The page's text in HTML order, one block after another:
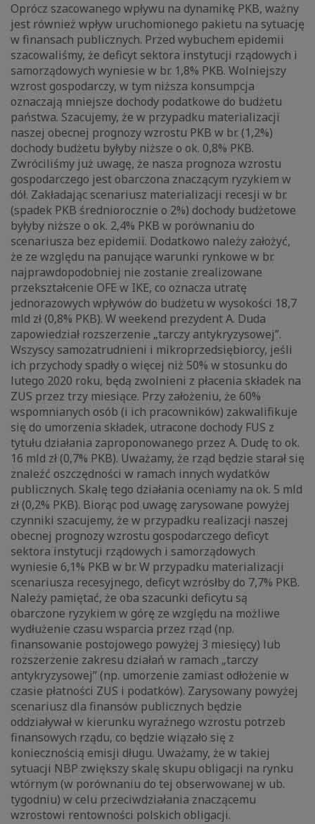
Oprócz szacowanego wpływu na dynamikę PKB, ważny
jest również wpływ uruchomionego pakietu na sytuację
w finansach publicznych. Przed wybuchem epidemii
szacowaliśmy, że deficyt sektora instytucji rządowych i
samorządowych wyniesie w br. 1,8% PKB. Wolniejszy
wzrost gospodarczy, w tym niższa konsumpcja
oznaczają mniejsze dochody podatkowe do budżetu
państwa. Szacujemy, że w przypadku materializacji
naszej obecnej prognozy wzrostu PKB w br. (1,2%)
dochody budżetu byłyby niższe o ok. 0,8% PKB.
Zwróciliśmy już uwagę, że nasza prognoza wzrostu
gospodarczego jest obarczona znaczącym ryzykiem w
dół. Zakładając scenariusz materializacji recesji w br.
(spadek PKB średniorocznie o 2%) dochody budżetowe
byłyby niższe o ok. 2,4% PKB w porównaniu do
scenariusza bez epidemii. Dodatkowo należy założyć,
że ze względu na panujące warunki rynkowe w br.
najprawdopodobniej nie zostanie zrealizowane
przekształcenie OFE w IKE, co oznacza utratę
jednorazowych wpływów do budżetu w wysokości 18,7
mld zł (0,8% PKB). W weekend prezydent A. Duda
zapowiedział rozszerzenie „tarczy antykryzysowej”.
Wszyscy samozatrudnieni i mikroprzedsiębiorcy, jeśli
ich przychody spadły o więcej niż 50% w stosunku do
lutego 2020 roku, będą zwolnieni z płacenia składek na
ZUS przez trzy miesiące. Przy założeniu, że 60%
wspomnianych osób (i ich pracowników) zakwalifikuje
się do umorzenia składek, utracone dochody FUS z
tytułu działania zaproponowanego przez A. Dudę to ok.
16 mld zł (0,7% PKB). Uważamy, że rząd będzie starał się
znaleźć oszczędności w ramach innych wydatków
publicznych. Skalę tego działania oceniamy na ok. 5 mld
zł (0,2% PKB). Biorąc pod uwagę zarysowane powyżej
czynniki szacujemy, że w przypadku realizacji naszej
obecnej prognozy wzrostu gospodarczego deficyt
sektora instytucji rządowych i samorządowych
wyniesie 6,1% PKB w br. W przypadku materializacji
scenariusza recesyjnego, deficyt wzrósłby do 7,7% PKB.
Należy pamiętać, że oba szacunki deficytu są
obarczone ryzykiem w górę ze względu na możliwe
wydłużenie czasu wsparcia przez rząd (np.
finansowanie postojowego powyżej 3 miesięcy) lub
rozszerzenie zakresu działań w ramach „tarczy
antykryzysowej” (np. umorzenie zamiast odłożenie w
czasie płatności ZUS i podatków). Zarysowany powyżej
scenariusz dla finansów publicznych będzie
oddziaływał w kierunku wyraźnego wzrostu potrzeb
finansowych rządu, co będzie wiązało się z
koniecznością emisji długu. Uważamy, że w takiej
sytuacji NBP zwiększy skalę skupu obligacji na rynku
wtórnym (w porównaniu do tej obserwowanej w ub.
tygodniu) w celu przeciwdziałania znaczącemu
wzrostowi rentowności polskich obligacji.